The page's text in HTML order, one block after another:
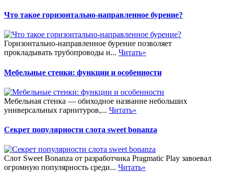
Что такое горизонтально-направленное бурение?
Горизонтально-направленное бурение позволяет
прокладывать трубопроводы и... Читать»
Мебельные стенки: функции и особенности
Мебельная стенка — обиходное название небольших
универсальных гарнитуров,... Читать»
Секрет популярности слота sweet bonanza
Слот Sweet Bonanza от разработчика Pragmatic Play завоевал
огромную популярность среди... Читать»